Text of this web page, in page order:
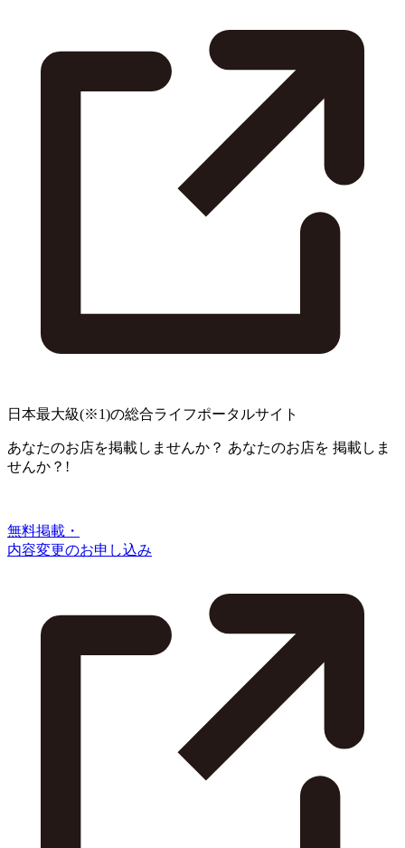
日本最大級(※1)の総合ライフポータルサイト
あなたのお店を掲載しませんか？ あなたのお店を 掲載しま
せんか？!
無料掲載・
内容変更のお申し込み